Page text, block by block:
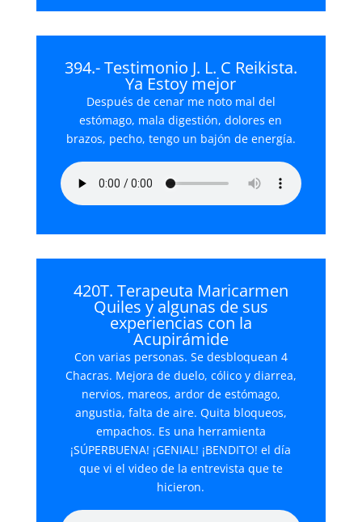
394.- Testimonio J. L. C Reikista.
Ya Estoy mejor
Después de cenar me noto mal del
estómago, mala digestión, dolores en
brazos, pecho, tengo un bajón de energía.
420T. Terapeuta Maricarmen
Quiles y algunas de sus
experiencias con la
Acupirámide
Con varias personas. Se desbloquean 4
Chacras. Mejora de duelo, cólico y diarrea,
nervios, mareos, ardor de estómago,
angustia, falta de aire. Quita bloqueos,
empachos. Es una herramienta
¡SÚPERBUENA! ¡GENIAL! ¡BENDITO! el día
que vi el video de la entrevista que te
hicieron.